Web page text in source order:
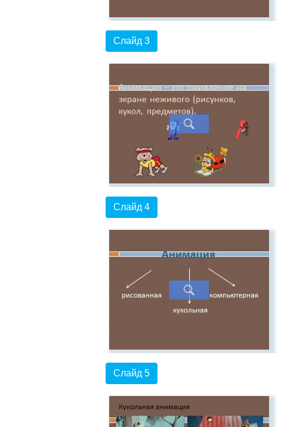
Слайд 3
Слайд 4
Слайд 5